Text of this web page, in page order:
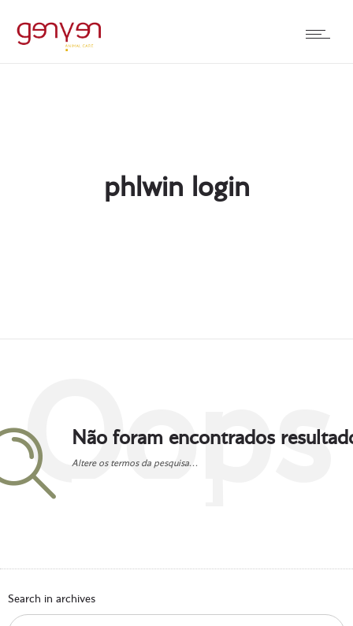
phlwin login
Oops
Não foram encontrados
Altere os termos da pesquisa...
Search in archives